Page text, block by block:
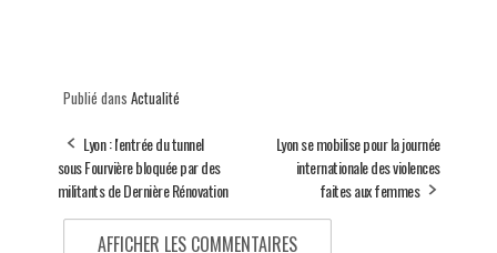
Publié dans Actualité
Lyon : l'entrée du tunnel
sous Fourvière bloquée par des
militants de Dernière Rénovation
Lyon se mobilise pour la journée
internationale des violences
faites aux femmes
AFFICHER LES COMMENTAIRES